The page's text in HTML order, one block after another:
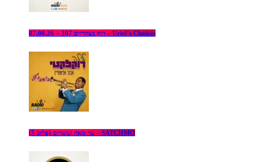
רוק בצהריים 307 – 07.08.26 – Uriel’s Choices
עד מאה ועשרים (פלוס 5) – SATCHMO